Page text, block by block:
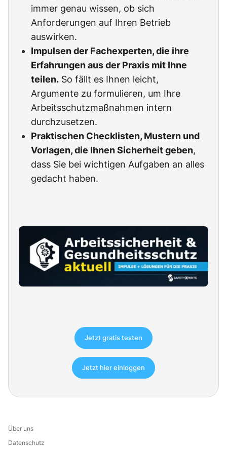
immer genau wissen, ob sich
Anforderungen auf Ihren Betrieb
auswirken.
Impulsen der Fachexperten, die ihre
Erfahrungen aus der Praxis mit Ihne
teilen. So fällt es Ihnen leicht,
Argumente zu formulieren, um Ihre
Arbeitsschutzmaßnahmen intern
durchzusetzen.
Praktischen Checklisten, Mustern und
Vorlagen, die Ihnen Sicherheit geben,
dass Sie bei wichtigen Aufgaben an alles
gedacht haben.
Jetzt gratis testen
Jetzt hier einloggen
Über uns
Datenschutz